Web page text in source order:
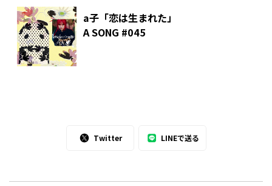
a子「恋は生まれた」
A SONG #045
Twitter LINEで送る